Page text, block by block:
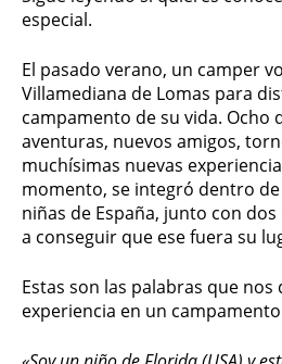
especial.
El pasado verano, un camper
Villamediana de Lomas para
campamento de su vida. Ocho
aventuras, nuevos amigos,
muchísimas nuevas
momento, se integró dentro
niñas de España, junto con
a conseguir que ese fuera su
Estas son las palabras que nos
experiencia en un